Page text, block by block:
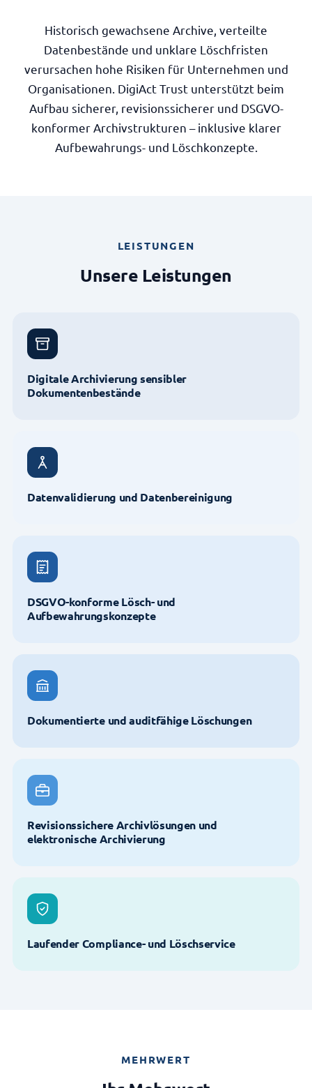
Historisch gewachsene Archive, verteilte
Datenbestände und unklare Löschfristen
verursachen hohe Risiken für Unternehmen und
Organisationen. DigiAct Trust unterstützt beim
Aufbau sicherer, revisionssicherer und DSGVO-
konformer Archivstrukturen – inklusive klarer
Aufbewahrungs- und Löschkonzepte.
LEISTUNGEN
Unsere Leistungen
Digitale Archivierung sensibler
Dokumentenbestände
Datenvalidierung und Datenbereinigung
DSGVO-konforme Lösch- und
Aufbewahrungskonzepte
Dokumentierte und auditfähige Löschungen
Revisionssichere Archivlösungen und
elektronische Archivierung
Laufender Compliance- und Löschservice
MEHRWERT